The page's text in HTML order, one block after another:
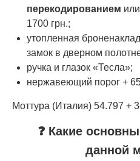
перекодированием
1700 грн.;
утопленная
замок в дверном
ручка и глазок «Тесла»;
нержавеющий порог +
Моттура (Италия) 54.797 +
❓ Какие
данной